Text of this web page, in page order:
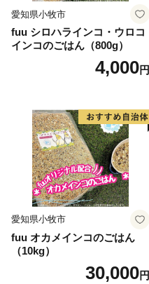
愛知県小牧市
fuu シロハラインコ・ウロコ
インコのごはん（800g）
4,000円
愛知県小牧市
fuu オカメインコのごはん
（10kg）
30,000円